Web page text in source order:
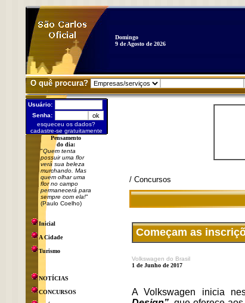
Domingo
9 de Agosto de 2026
O quê procura?
Usuário:
Senha:
esqueceu os dados?
cadastre-se gratuitamente
Pensamento
do dia:
"Quem tenta
possuir uma flor
verá sua beleza
murchando. Mas
quem olhar uma
flor no campo
permanecerá para
sempre com ela!"
(Paulo Coelho)
Inicial
A Cidade
Turismo
NOTÍCIAS
CONCURSOS
/ Concursos
Começam as
Volkswagen do Brasil
1 de Junho de 2017
A Volkswagen inicia